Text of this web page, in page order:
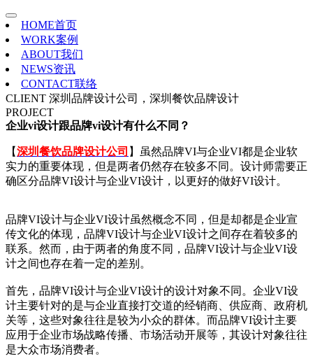
HOME首页
WORK案例
ABOUT我们
NEWS资讯
CONTACT联络
CLIENT 深圳品牌设计公司，深圳餐饮品牌设计
PROJECT
企业vi设计跟品牌vi设计有什么不同？
【深圳餐饮品牌设计公司 】虽然品牌VI与企业VI都是企业软
实力的重要体现，但是两者仍然存在较多不同。设计师需要正
确区分品牌VI设计与企业VI设计，以更好的做好VI设计。
品牌VI设计与企业VI设计虽然概念不同，但是却都是企业宣
传文化的体现，品牌VI设计与企业VI设计之间存在着较多的
联系。然而，由于两者的角度不同，品牌VI设计与企业VI设
计之间也存在着一定的差别。
首先，品牌VI设计与企业VI设计的设计对象不同。企业VI设
计主要针对的是与企业直接打交道的经销商、供应商、政府机
关等，这些对象往往是较为小众的群体。而品牌VI设计主要
应用于企业市场战略传播、市场活动开展等，其设计对象往往
是大众市场消费者。